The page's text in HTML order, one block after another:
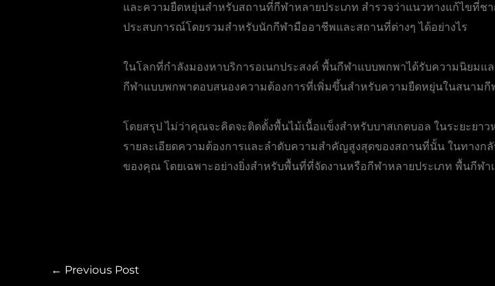
และความยืดหยุ่นสำหรับสถานที่กีฬาหลายประเภท สำรวจว่าแนวทางแก้ไขที่
ประสบการณ์โดยรวมสำหรับนักกีฬามืออาชีพและสถานที่ต่างๆ ได้อย่างไร
ในโลกที่กำลังมองหาบริการอเนกประสงค์ พื้นกีฬาแบบพกพาได้รับความนิยม
กีฬาแบบพกพาตอบสนองความต้องการที่เพิ่มขึ้นสำหรับความยืดหยุ่นในสนามกี
โดยสรุป ไม่ว่าคุณจะคิดจะติดตั้งพื้นไม้เนื้อแข็งสำหรับบาสเกตบอล ในระยะ
รายละเอียดความต้องการและลำดับความสำคัญสูงสุดของสถานที่นั้น ในทาง
ของคุณ โดยเฉพาะอย่างยิ่งสำหรับพื้นที่ที่จัดงานหรือกีฬาหลายประเภท พื้นกีฬ
← Previous Post